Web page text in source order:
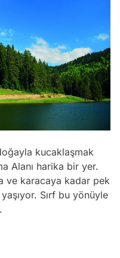
kucaklaşmak
Alanı harika bir yer.
ve karacaya kadar pek
Sırf bu yönüyle